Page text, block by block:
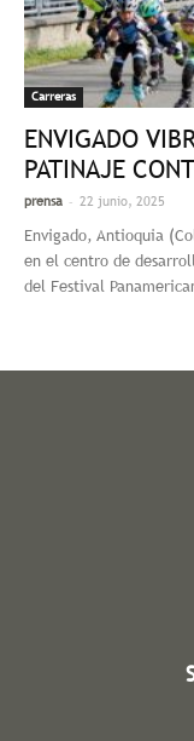
Carreras
ENVIGADO
PATINAJE
prensa - 22 junio, 2025
Envigado, Antioquia
en el centro de
del Festival